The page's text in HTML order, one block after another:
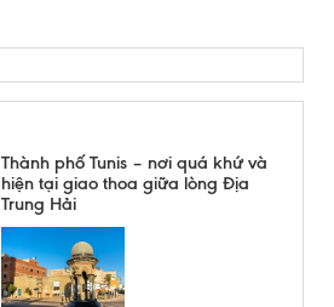
Thành phố Tunis – nơi quá khứ và
hiện tại giao thoa giữa lòng Địa
Trung Hải